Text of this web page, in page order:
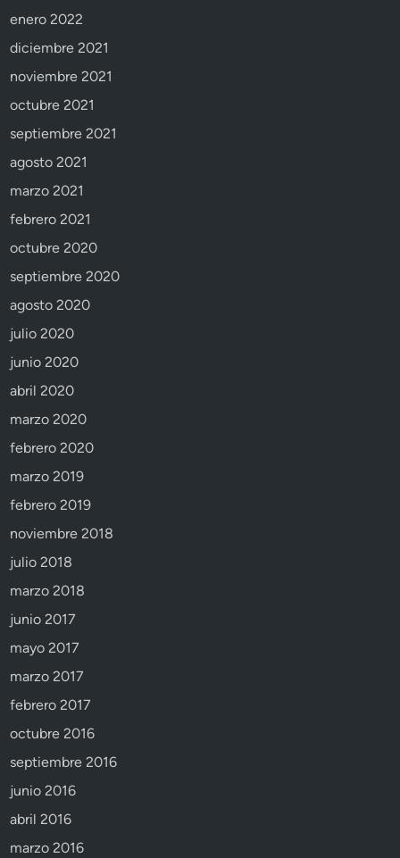
enero 2022
diciembre 2021
noviembre 2021
octubre 2021
septiembre 2021
agosto 2021
marzo 2021
febrero 2021
octubre 2020
septiembre 2020
agosto 2020
julio 2020
junio 2020
abril 2020
marzo 2020
febrero 2020
marzo 2019
febrero 2019
noviembre 2018
julio 2018
marzo 2018
junio 2017
mayo 2017
marzo 2017
febrero 2017
octubre 2016
septiembre 2016
junio 2016
abril 2016
marzo 2016